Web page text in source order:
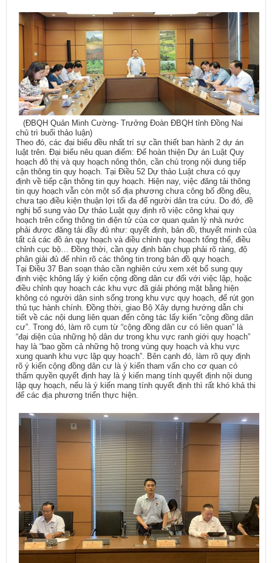
(ĐBQH Quản Minh Cường- Trưởng Đoàn ĐBQH tỉnh Đồng Nai
chủ trì buổi thảo luận)
Theo đó, các đại biểu đều nhất trí sự cần thiết ban hành 2 dự án
luật trên. Đại biểu nêu quan điểm: Để hoàn thiện Dự án Luật Quy
hoạch đô thị và quy hoạch nông thôn, cần chú trọng nội dung tiếp
cận thông tin quy hoạch. Tại Điều 52 Dự thảo Luật chưa có quy
định về tiếp cận thông tin quy hoạch. Hiện nay, việc đăng tải thông
tin quy hoạch vẫn còn một số địa phương chưa công bố đồng đều,
chưa tạo điều kiện thuận lợi tối đa để người dân tra cứu. Do đó, đề
nghị bổ sung vào Dự thảo Luật quy định rõ việc công khai quy
hoạch trên cổng thông tin điện tử của cơ quan quản lý nhà nước
phải được đăng tải đầy đủ như: quyết định, bản đồ, thuyết minh của
tất cả các đồ án quy hoạch và điều chỉnh quy hoạch tổng thể, điều
chỉnh cục bộ… Đồng thời, cần quy định bản chụp phải rõ ràng, độ
phân giải đủ để nhìn rõ các thông tin trong bản đồ quy hoạch.
Tại Điều 37 Ban soạn thảo cần nghiên cứu xem xét bổ sung quy
định việc không lấy ý kiến cộng đồng dân cư đối với việc lập, hoặc
điều chỉnh quy hoạch các khu vực đã giải phóng mặt bằng hiện
không có người dân sinh sống trong khu vực quy hoạch, để rút gọn
thủ tục hành chính. Đồng thời, giao Bộ Xây dựng hướng dẫn chi
tiết về các nội dung liên quan đến công tác lấy kiến “cộng đồng dân
cư”. Trong đó, làm rõ cụm từ “cộng đồng dân cư có liên quan” là
“đại diện của những hộ dân dư trong khu vực ranh giới quy hoạch”
hay là “bao gồm cả những hộ trong vùng quy hoạch và khu vực
xung quanh khu vực lập quy hoạch”. Bên cạnh đó, làm rõ quy định
rõ ý kiến cộng đồng dân cư là ý kiến tham vấn cho cơ quan có
thẩm quyền quyết định hay là ý kiến mang tính quyết định nội dung
lập quy hoạch, nếu là ý kiến mang tính quyết định thì rất khó khả thi
để các địa phương triển thực hiện.